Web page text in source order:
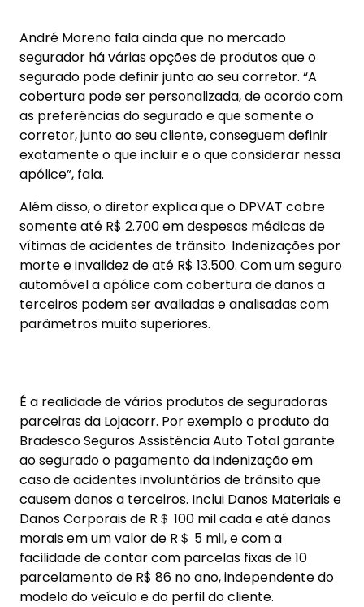
André Moreno fala ainda que no mercado
segurador há várias opções de produtos que o
segurado pode definir junto ao seu corretor. “A
cobertura pode ser personalizada, de acordo com
as preferências do segurado e que somente o
corretor, junto ao seu cliente, conseguem definir
exatamente o que incluir e o que considerar nessa
apólice”, fala.
Além disso, o diretor explica que o DPVAT cobre
somente até R$ 2.700 em despesas médicas de
vítimas de acidentes de trânsito. Indenizações por
morte e invalidez de até R$ 13.500. Com um seguro
automóvel a apólice com cobertura de danos a
terceiros podem ser avaliadas e analisadas com
parâmetros muito superiores.
É a realidade de vários produtos de seguradoras
parceiras da Lojacorr. Por exemplo o produto da
Bradesco Seguros Assistência Auto Total garante
ao segurado o pagamento da indenização em
caso de acidentes involuntários de trânsito que
causem danos a terceiros. Inclui Danos Materiais e
Danos Corporais de R＄ 100 mil cada e até danos
morais em um valor de R＄ 5 mil, e com a
facilidade de contar com parcelas fixas de 10
parcelamento de R$ 86 no ano, independente do
modelo do veículo e do perfil do cliente.